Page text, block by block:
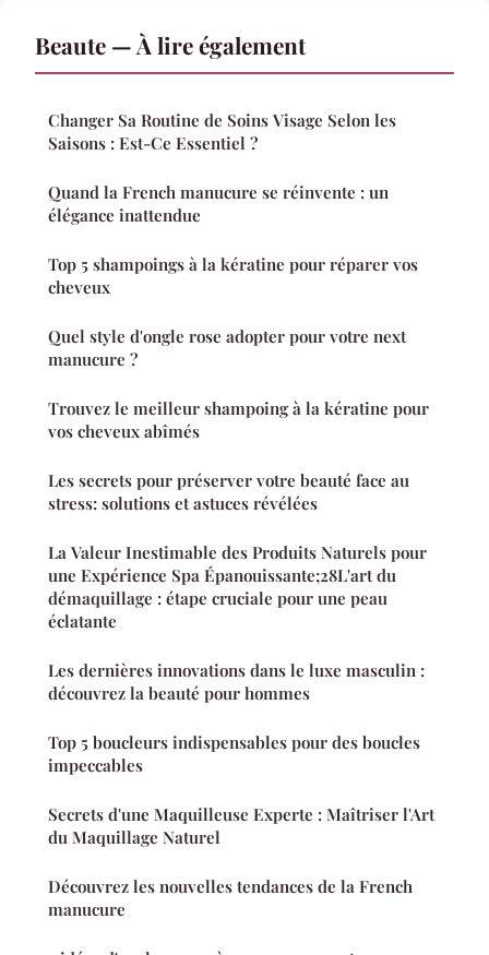
Beaute — À lire également
Changer Sa Routine de Soins Visage Selon les
Saisons : Est-Ce Essentiel ?
Quand la French manucure se réinvente : un
élégance inattendue
Top 5 shampoings à la kératine pour réparer vos
cheveux
Quel style d'ongle rose adopter pour votre next
manucure ?
Trouvez le meilleur shampoing à la kératine pour
vos cheveux abîmés
Les secrets pour préserver votre beauté face au
stress: solutions et astuces révélées
La Valeur Inestimable des Produits Naturels pour
une Expérience Spa Épanouissante;28L'art du
démaquillage : étape cruciale pour une peau
éclatante
Les dernières innovations dans le luxe masculin :
découvrez la beauté pour hommes
Top 5 boucleurs indispensables pour des boucles
impeccables
Secrets d'une Maquilleuse Experte : Maîtriser l'Art
du Maquillage Naturel
Découvrez les nouvelles tendances de la French
manucure